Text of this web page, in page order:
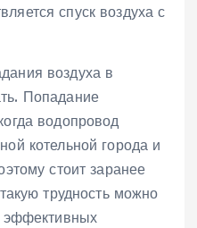
спуск воздуха с
воздуха в
Попадание
водопровод
котельной города и
стоит заранее
трудность можно
эффективных